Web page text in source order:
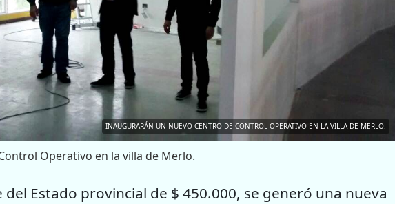
INAUGURARÁN UN NUEVO CENTRO DE CONTROL OPERATIVO EN LA VILLA DE MERLO.
Operativo en la villa de Merlo.
Estado provincial de $ 450.000, se generó una nueva